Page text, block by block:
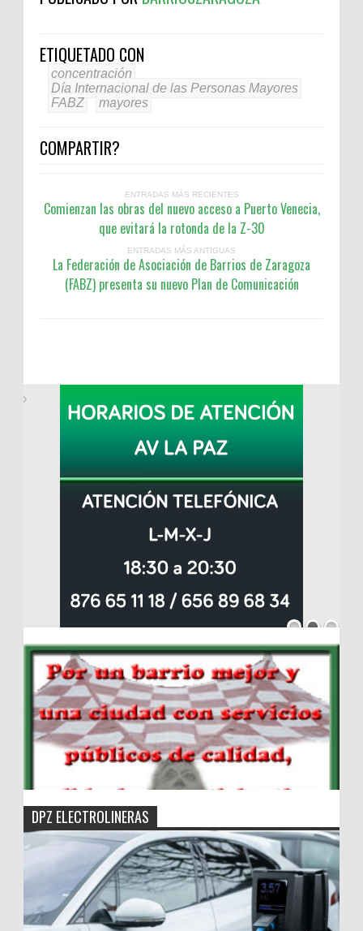
ETIQUETADO CON
concentración
Día Internacional de las Personas Mayores
FABZ
mayores
COMPARTIR?
ENTRADAS MÁS RECIENTES
Comienzan las obras del nuevo acceso a Puerto Venecia,
que evitará la rotonda de la Z-30
ENTRADAS MÁS ANTIGUAS
La Federación de Asociación de Barrios de Zaragoza
(FABZ) presenta su nuevo Plan de Comunicación
DPZ ELECTROLINERAS